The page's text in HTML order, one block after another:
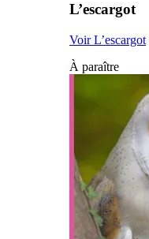
L’escargot
Voir L’escargot
À paraître